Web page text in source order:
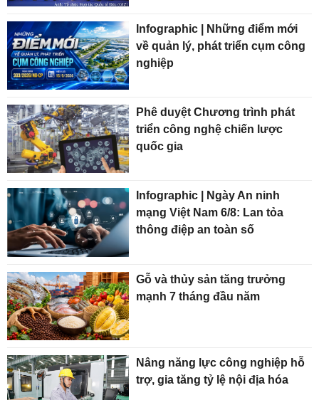
Infographic | Những điểm mới
về quản lý, phát triển cụm công
nghiệp
Phê duyệt Chương trình phát
triển công nghệ chiến lược
quốc gia
Infographic | Ngày An ninh
mạng Việt Nam 6/8: Lan tỏa
thông điệp an toàn số
Gỗ và thủy sản tăng trưởng
mạnh 7 tháng đầu năm
Nâng năng lực công nghiệp hỗ
trợ, gia tăng tỷ lệ nội địa hóa